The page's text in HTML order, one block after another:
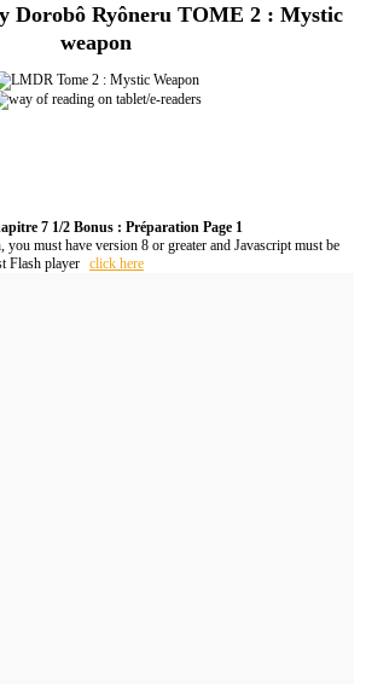
Dorobô Ryôneru TOME 2 : Mystic
weapon
7 1/2 Bonus : Préparation Page 1
must have version 8 or greater and Javascript must be
Flash player click here